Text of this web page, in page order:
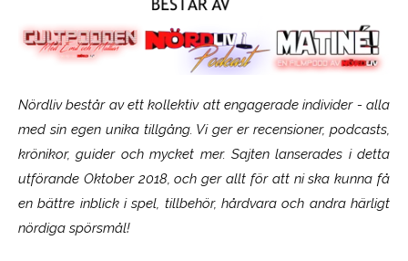
Nördliv består av ett kollektiv att engagerade individer - alla
med sin egen unika tillgång. Vi ger er recensioner, podcasts,
krönikor, guider och mycket mer. Sajten lanserades i detta
utförande Oktober 2018, och ger allt för att ni ska kunna få
en bättre inblick i spel, tillbehör, hårdvara och andra härligt
nördiga spörsmål!